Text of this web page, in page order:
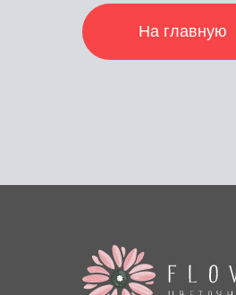
На главную